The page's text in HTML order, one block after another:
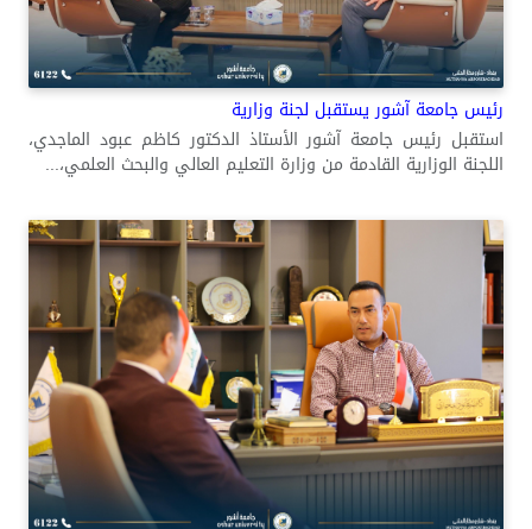
رئيس جامعة آشور يستقبل لجنة وزارية
استقبل رئيس جامعة آشور الأستاذ الدكتور كاظم عبود الماجدي،
اللجنة الوزارية القادمة من وزارة التعليم العالي والبحث العلمي،...